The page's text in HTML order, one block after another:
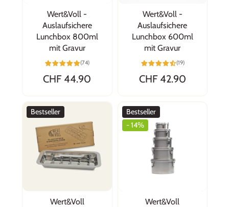
Wert&Voll -
Auslaufsichere
Lunchbox 800ml
mit Gravur
(74)
CHF 44.90
Wert&Voll -
Auslaufsichere
Lunchbox 600ml
mit Gravur
(19)
CHF 42.90
Bestseller
Wert&Voll
Bestseller
- 14%
Wert&Voll